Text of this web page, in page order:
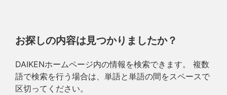
お探しの内容は見つかりましたか？
DAIKENホームページ内の情報を検索できます。 複数
語で検索を行う場合は、単語と単語の間をスペースで
区切ってください。